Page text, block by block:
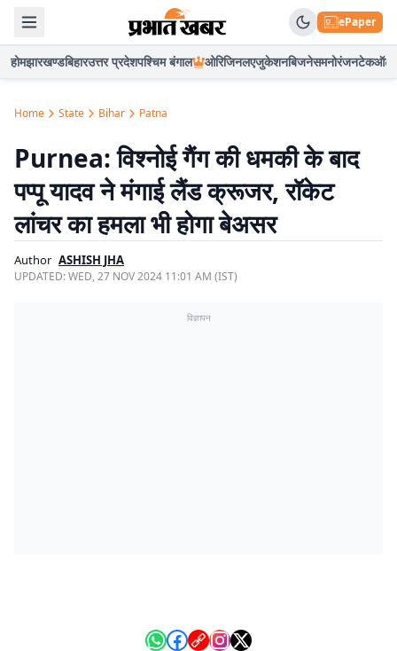
ePaper
होमझारखण्डबिहारउत्तर प्रदेशपश्चिम बंगाल ओरिजिनलएजुकेशनबिजनेसमनोरंजनटेकऑटो
Home State Bihar Patna
Purnea: विश्नोई गैंग की धमकी के बाद
पप्पू यादव ने मंगाई लैंड क्रूजर, रॉकेट
लांचर का हमला भी होगा बेअसर
Author ASHISH JHA
UPDATED:WED, 27 NOV 2024 11:01 AM (IST)
विज्ञापन